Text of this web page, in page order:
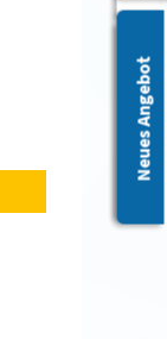
Leichte Sprache
Neues Angebot